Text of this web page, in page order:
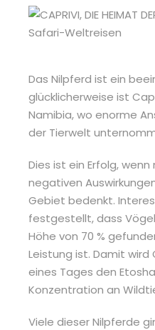
Das Nilpferd ist ein
glücklicherweise ist
Namibia, wo enorme
der Tierwelt
Dies ist ein Erfolg,
negativen
Gebiet bedenkt.
festgestellt, dass
Höhe von 70 %
Leistung ist. Damit wird
eines Tages den
Konzentration an
Viele dieser Nilpferde